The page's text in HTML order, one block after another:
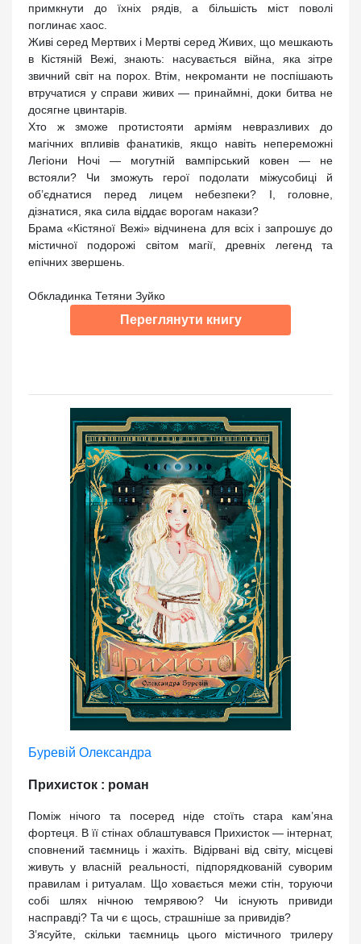
примкнути до їхніх рядів, а більшість міст поволі
поглинає хаос.
Живі серед Мертвих і Мертві серед Живих, що мешкають
в Кістяній Вежі, знають: насувається війна, яка зітре
звичний світ на порох. Втім, некроманти не поспішають
втручатися у справи живих — принаймні, доки битва не
досягне цвинтарів.
Хто ж зможе протистояти арміям невразливих до
магічних впливів фанатиків, якщо навіть непереможні
Легіони Ночі — могутній вампірський ковен — не
встояли? Чи зможуть герої подолати міжусобиці й
об’єднатися перед лицем небезпеки? І, головне,
дізнатися, яка сила віддає ворогам накази?
Брама «Кістяної Вежі» відчинена для всіх і запрошує до
містичної подорожі світом магії, древніх легенд та
епічних звершень.
Обкладинка Тетяни Зуйко
Переглянути книгу
Буревій Олександра
Прихисток : роман
Поміж нічого та посеред ніде стоїть стара кам’яна
фортеця. В її стінах облаштувався Прихисток — інтернат,
сповнений таємниць і жахіть. Відірвані від світу, місцеві
живуть у власній реальності, підпорядкованій суворим
правилам і ритуалам. Що ховається межи стін, торуючи
собі шлях нічною темрявою? Чи існують привиди
насправді? Та чи є щось, страшніше за привидів?
З’ясуйте, скільки таємниць цього містичного трилеру